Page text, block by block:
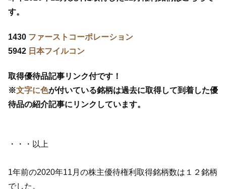
す。
1430 ファーストコーポレーション
5942 日本フイルコン
取得優待品記事リンク付です！
※文字に色が付いている銘柄は過去に取得して到着した優
待品の紹介記事にリンクしています。
・・・以上
1年前の2020年11月の株主優待権利取得銘柄数は１２銘柄
でした。